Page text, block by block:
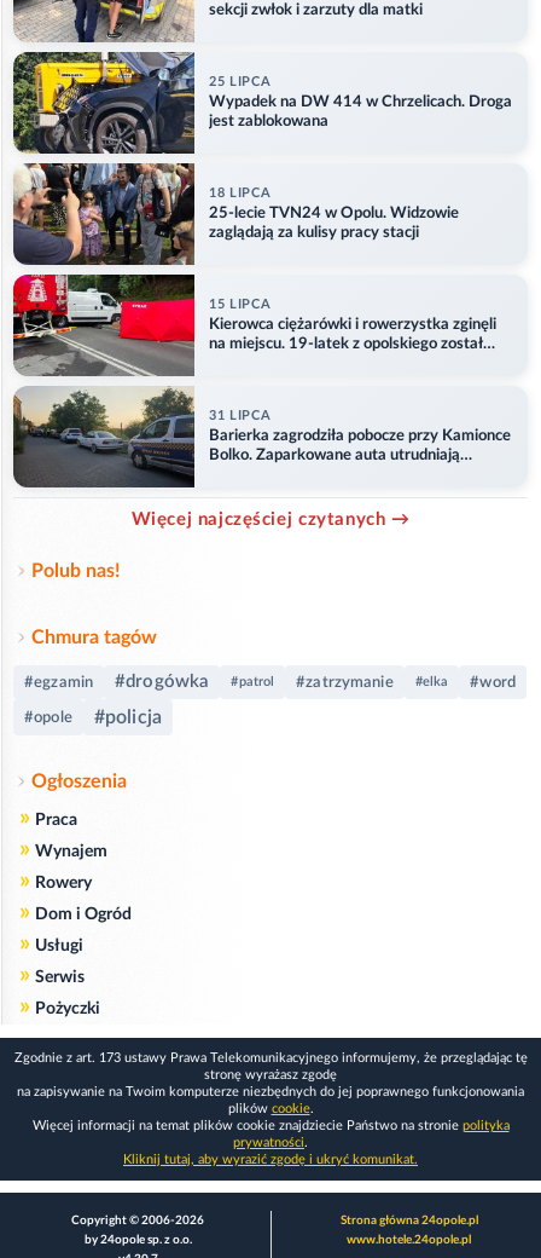
sekcji zwłok i zarzuty dla matki
25 LIPCA
Wypadek na DW 414 w Chrzelicach. Droga
jest zablokowana
18 LIPCA
25-lecie TVN24 w Opolu. Widzowie
zaglądają za kulisy pracy stacji
15 LIPCA
Kierowca ciężarówki i rowerzystka zginęli
na miejscu. 19-latek z opolskiego został
31 LIPCA
Barierka zagrodziła pobocze przy Kamionce
Bolko. Zaparkowane auta utrudniają
Więcej najczęściej czytanych →
Polub nas!
Chmura tagów
#egzamin #drogówka #patrol #zatrzymanie #elka #word
#opole #policja
Ogłoszenia
» Praca
» Wynajem
» Rowery
» Dom i Ogród
» Usługi
» Serwis
» Pożyczki
Zgodnie z art. 173 ustawy Prawa Telekomunikacyjnego informujemy, że przeglądając tę
stronę wyrażasz zgodę
na zapisywanie na Twoim komputerze niezbędnych do jej poprawnego funkcjonowania
plików cookie.
Więcej informacji na temat plików cookie znajdziecie Państwo na stronie polityka
prywatności.
Kliknij tutaj, aby wyrazić zgodę i ukryć komunikat.
Copyright © 2006-2026
by 24opole sp. z o.o.
Strona główna 24opole.pl
www.hotele.24opole.pl